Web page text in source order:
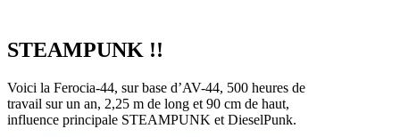
STEAMPUNK !!
Voici la Ferocia-44, sur base d’AV-44, 500 heures de
travail sur un an, 2,25 m de long et 90 cm de haut,
influence principale STEAMPUNK et DieselPunk.